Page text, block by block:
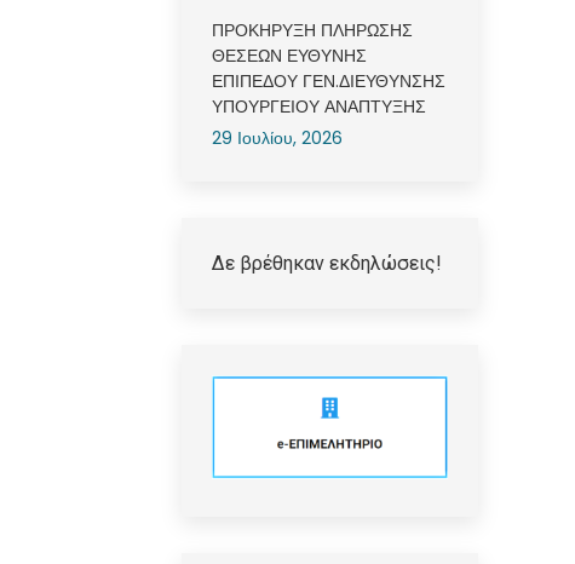
ΠΡΟΚΗΡΥΞΗ ΠΛΗΡΩΣΗΣ
ΘΕΣΕΩΝ ΕΥΘΥΝΗΣ
ΕΠΙΠΕΔΟΥ ΓΕΝ.ΔΙΕΥΘΥΝΣΗΣ
ΥΠΟΥΡΓΕΙΟΥ ΑΝΑΠΤΥΞΗΣ
29 Ιουλίου, 2026
Δε βρέθηκαν εκδηλώσεις!